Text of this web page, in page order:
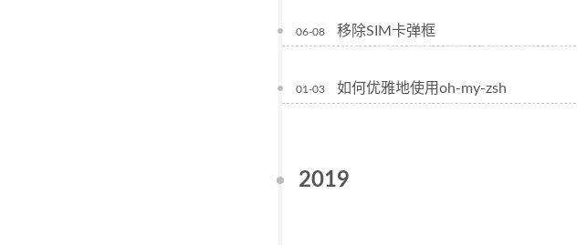
06-08 移除SIM卡弹框
01-03 如何优雅地使用oh-my-zsh
2019